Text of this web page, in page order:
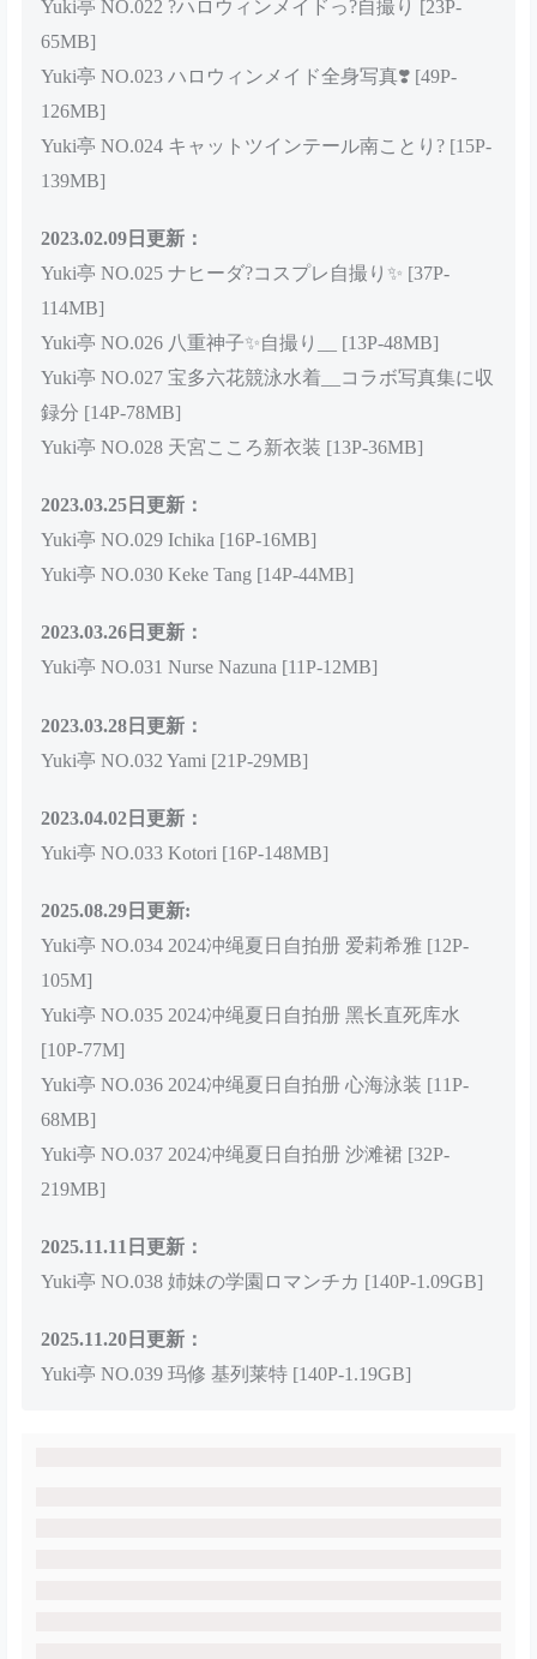
Yuki亭 NO.022 ?ハロウィンメイドっ?自撮り [23P-
65MB]
Yuki亭 NO.023 ハロウィンメイド全身写真❣️ [49P-
126MB]
Yuki亭 NO.024 キャットツインテール南ことり? [15P-
139MB]
2023.02.09日更新：
Yuki亭 NO.025 ナヒーダ?コスプレ自撮り✨ [37P-
114MB]
Yuki亭 NO.026 八重神子✨自撮り__ [13P-48MB]
Yuki亭 NO.027 宝多六花競泳水着__コラボ写真集に収
録分 [14P-78MB]
Yuki亭 NO.028 天宮こころ新衣装 [13P-36MB]
2023.03.25日更新：
Yuki亭 NO.029 Ichika [16P-16MB]
Yuki亭 NO.030 Keke Tang [14P-44MB]
2023.03.26日更新：
Yuki亭 NO.031 Nurse Nazuna [11P-12MB]
2023.03.28日更新：
Yuki亭 NO.032 Yami [21P-29MB]
2023.04.02日更新：
Yuki亭 NO.033 Kotori [16P-148MB]
2025.08.29日更新:
Yuki亭 NO.034 2024冲绳夏日自拍册 爱莉希雅 [12P-
105M]
Yuki亭 NO.035 2024冲绳夏日自拍册 黑长直死库水
[10P-77M]
Yuki亭 NO.036 2024冲绳夏日自拍册 心海泳装 [11P-
68MB]
Yuki亭 NO.037 2024冲绳夏日自拍册 沙滩裙 [32P-
219MB]
2025.11.11日更新：
Yuki亭 NO.038 姉妹の学園ロマンチカ [140P-1.09GB]
2025.11.20日更新：
Yuki亭 NO.039 玛修 基列莱特 [140P-1.19GB]